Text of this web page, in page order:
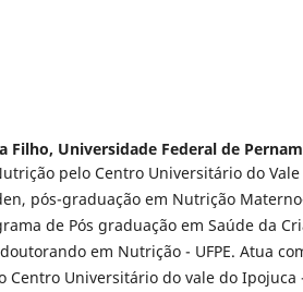
Filho, Universidade Federal de
pelo Centro Universitário do
pós-graduação em Nutrição
de Pós graduação em Saúde da
em Nutrição - UFPE. Atua
Centro Universitário do vale do Ipojuca